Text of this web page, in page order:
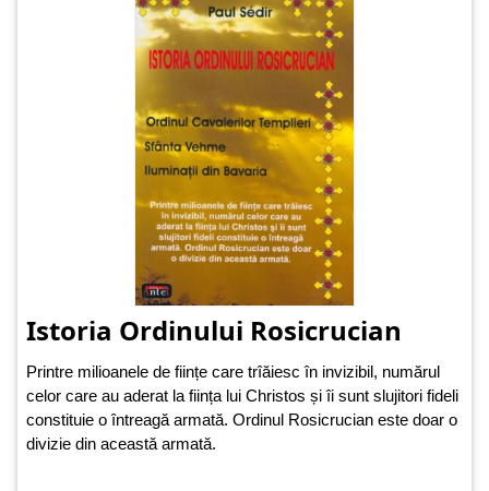
Istoria Ordinului Rosicrucian
Printre milioanele de ființe care trîăiesc în invizibil, numărul
celor care au aderat la ființa lui Christos și îi sunt slujitori fideli
constituie o întreagă armată. Ordinul Rosicrucian este doar o
divizie din această armată.